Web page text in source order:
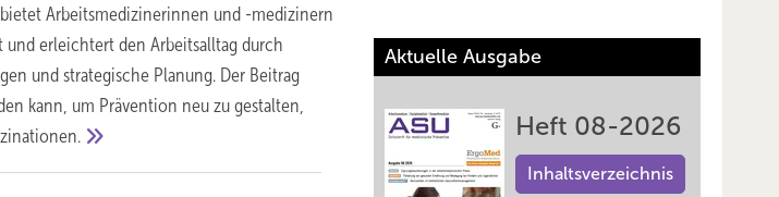
Arbeitsmedizinerinnen und -medizinern
erleichtert den Arbeitsalltag durch
und strategische Planung. Der Beitrag
kann, um Prävention neu zu gestalten,
Aktuelle Ausgabe
Heft 08-2026
Inhaltsverzeichnis